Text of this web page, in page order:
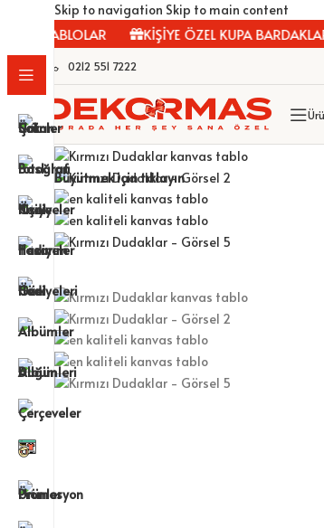
Skip to navigation Skip to main content
TABLOLAR KİŞİYE ÖZEL KUPA BARDAKLAR
0212 551 7222
Büyütmek için tıklayın